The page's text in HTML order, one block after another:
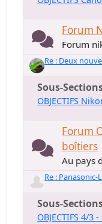
Forum
Forum
Re : Deux
Sous-
OBJECTIFS
Forum
boîtiers
Au pays
Re : Panasonic-
Sous-
OBJECTIFS 4/3